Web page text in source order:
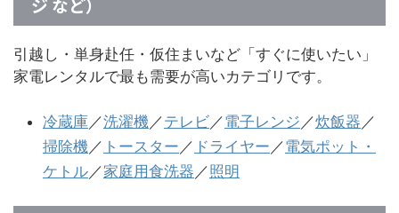
ジ など）
引越し・単身赴任・仮住まいなど「すぐに使いたい」
家電レンタルで最も需要が高いカテゴリです。
冷蔵庫／洗濯機／テレビ／電子レンジ ／炊飯器 ／
掃除機／ トースター ／ ドライヤー ／電気ポット・
ケトル／家庭用食洗器 ／照明